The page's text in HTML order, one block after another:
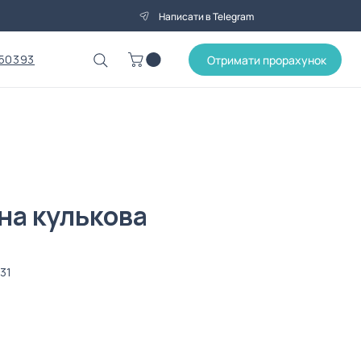
Написати в Telegram
Отримати прорахунок
кулькова